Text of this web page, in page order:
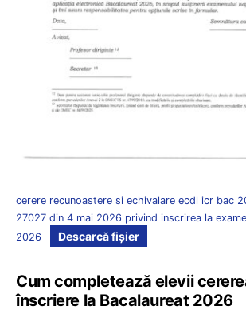
cerere recunoastere si echivalare ecdl icr bac
27027 din 4 mai 2026 privind inscrirea la
2026
Descarcă fișier
Cum completează elevii
înscriere la Bacalaureat 2026